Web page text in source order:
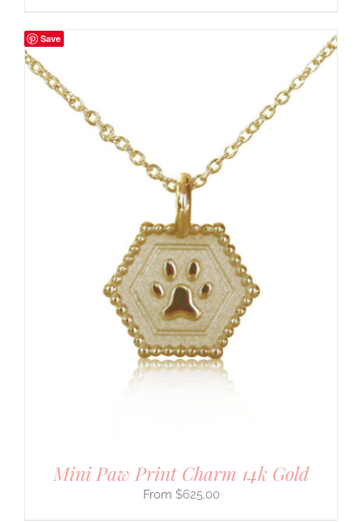
Save
Mini Paw Print Charm 14k Gold
$625.00